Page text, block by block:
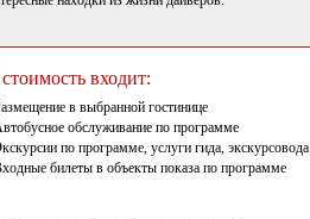
входит:
в выбранной гостинице
обслуживание по программе
по программе, услуги гида, экскурсовода
билеты в объекты показа по программе